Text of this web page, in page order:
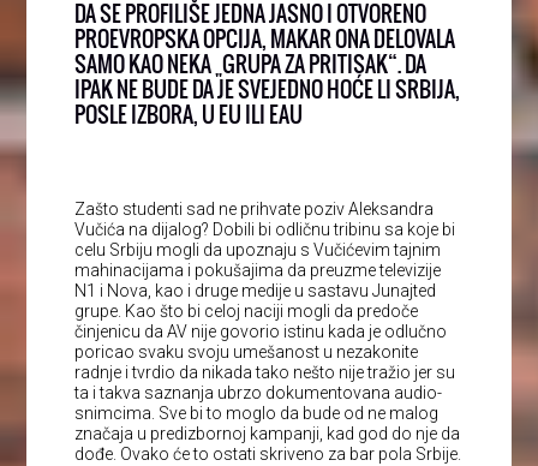
DA SE PROFILIŠE JEDNA JASNO I OTVORENO
PROEVROPSKA OPCIJA, MAKAR ONA DELOVALA
SAMO KAO NEKA „GRUPA ZA PRITISAK“. DA
IPAK NE BUDE DA JE SVEJEDNO HOĆE LI SRBIJA,
POSLE IZBORA, U EU ILI EAU
Zašto studenti sad ne prihvate poziv Aleksandra
Vučića na dijalog? Dobili bi odličnu tribinu sa koje bi
celu Srbiju mogli da upoznaju s Vučićevim tajnim
mahinacijama i pokušajima da preuzme televizije
N1 i Nova, kao i druge medije u sastavu Junajted
grupe. Kao što bi celoj naciji mogli da predoče
činjenicu da AV nije govorio istinu kada je odlučno
poricao svaku svoju umešanost u nezakonite
radnje i tvrdio da nikada tako nešto nije tražio jer su
ta i takva saznanja ubrzo dokumentovana audio-
snimcima. Sve bi to moglo da bude od ne malog
značaja u predizbornoj kampanji, kad god do nje da
dođe. Ovako će to ostati skriveno za bar pola Srbije.